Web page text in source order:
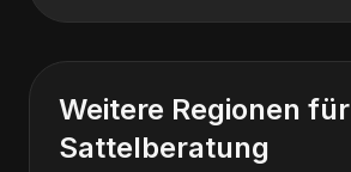
Weitere Regionen für
Sattelberatung